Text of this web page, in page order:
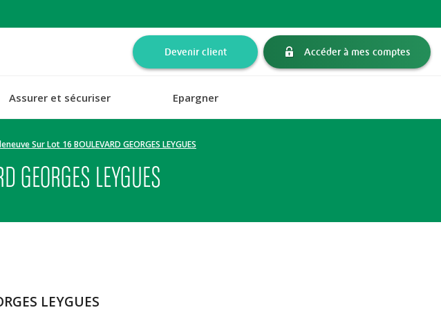
Devenir client Accéder à mes comptes
Assurer et sécuriser Epargner
Sur Lot 16 BOULEVARD GEORGES LEYGUES
GEORGES LEYGUES
LEYGUES